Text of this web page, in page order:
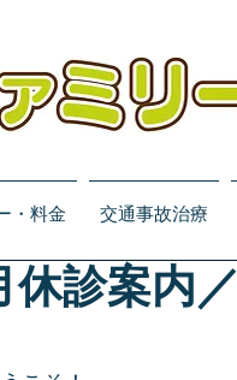
・料金 交通事故治療
休診案内／